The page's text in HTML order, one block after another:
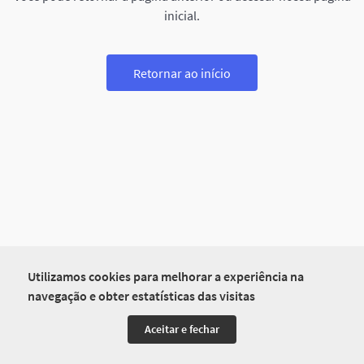
Utilizamos cookies para melhorar a experiência na
navegação e obter estatísticas das visitas
Aceitar e fechar
inicial.
Retornar ao início